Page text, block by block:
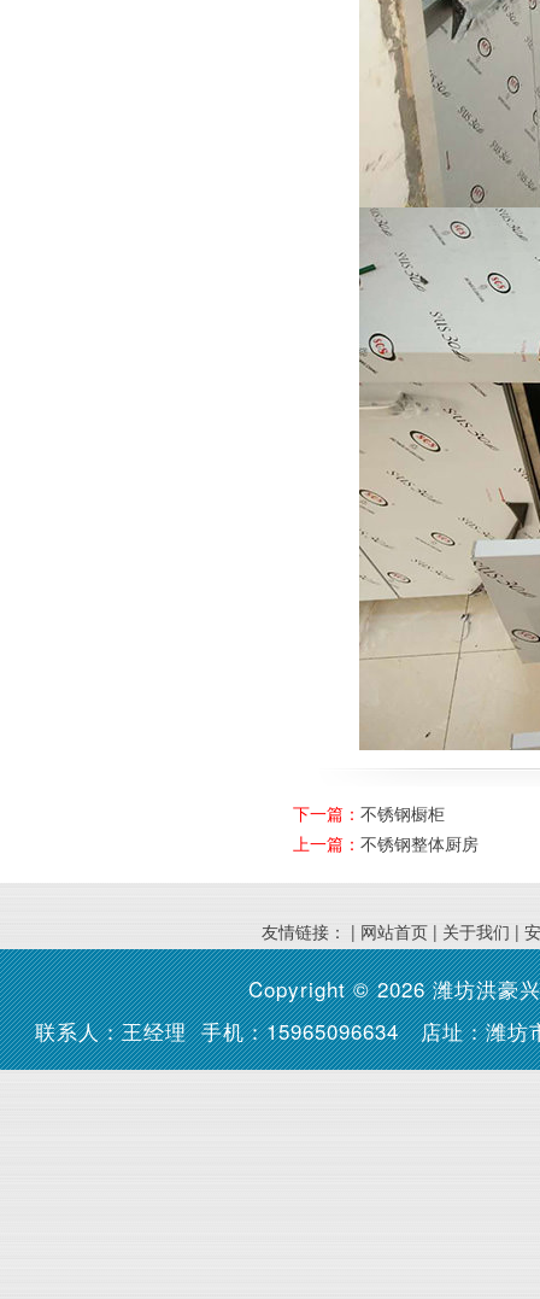
下一篇： 不锈钢橱柜
上一篇： 不锈钢整体厨房
友情链接： | 网站首页 | 关于我们 |
Copyright © 2026潍坊洪豪
联系人：王经理 手机：15965096634 店址：潍